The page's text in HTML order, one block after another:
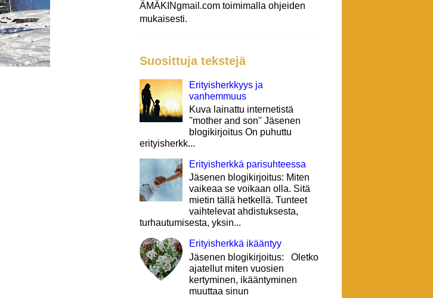
ÄMÄKINgmail.com toimimalla ohjeiden
mukaisesti.
Suosittuja tekstejä
Erityisherkkyys ja
vanhemmuus
Kuva lainattu internetistä
''mother and son'' Jäsenen
blogikirjoitus On puhuttu
erityisherkk...
Erityisherkkä parisuhteessa
Jäsenen blogikirjoitus: Miten
vaikeaa se voikaan olla. Sitä
mietin tällä hetkellä. Tunteet
vaihtelevat ahdistuksesta,
turhautumisesta, yksin...
Erityisherkkä ikääntyy
Jäsenen blogikirjoitus: Oletko
ajatellut miten vuosien
kertyminen, ikääntyminen
muuttaa sinun